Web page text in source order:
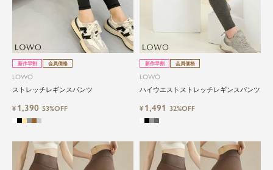
新作早割 会員価格
LOWO
ストレッチレギンスパンツ
¥ 1,390 53%OFF
新作早割 会員価格
LOWO
ハイウエストストレッチレギンスパンツ
¥ 1,491 32%OFF